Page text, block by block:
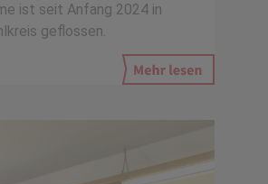
ist seit Anfang 2024 in
geflossen.